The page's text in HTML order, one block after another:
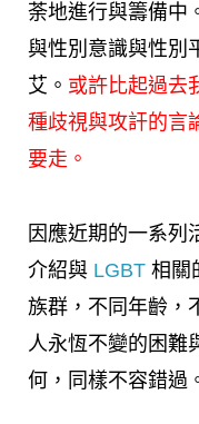
荼地進行與籌備中
與性別意識與性別
艾。 或許比起過去
種歧視與攻訐的言
要走。
因應近期的一系列
介紹與 LGBT 相關
族群，不同年齡，
人永恆不變的困難
何，同樣不容錯過